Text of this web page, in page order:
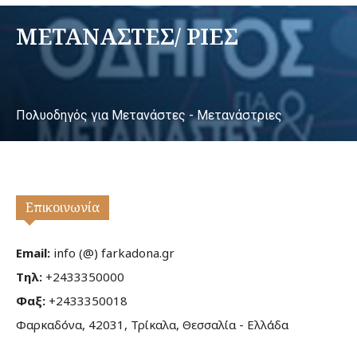
ΜΕΤΑΝΑΣΤΕΣ/ ΡΙΕΣ
Πολυοδηγός για Μετανάστες - Μετανάστριες
Επικοινωνία
Email: info (@) farkadona.gr
Τηλ: +2433350000
Φαξ: +2433350018
Φαρκαδόνα, 42031, Τρίκαλα, Θεσσαλία - Ελλάδα